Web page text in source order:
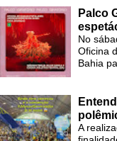
Palco
No
Oficina
Bahia
A